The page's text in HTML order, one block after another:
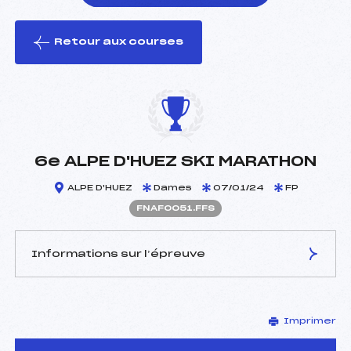
le ski
Retour aux courses
6e ALPE D'HUEZ SKI MARATHON
ALPE D'HUEZ Dames 07/01/24 FP
FNAF0051.FFS
Informations sur l’épreuve
HELDENBERGH NICOLAS
(DA)
Imprimer